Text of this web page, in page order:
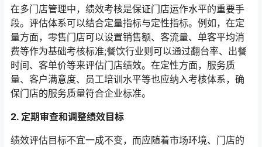
在多门店管理中，绩效考核是保证门店运作水平的重要手
段。评估体系可以结合定量指标与定性指标。例如，在定
量方面，零售门店可以设置销售额、客流量、单客平均消
费等作为基础考核标准;餐饮行业则可以通过翻台率、出餐
时间、客单价等来评估门店绩效。在定性方面，服务质
量、客户满意度、员工培训水平等也应纳入考核体系，确
保门店的服务质量符合企业标准。
2. 定期审查和调整绩效目标
绩效评估目标不宜一成不变，而应随着市场环境、门店的